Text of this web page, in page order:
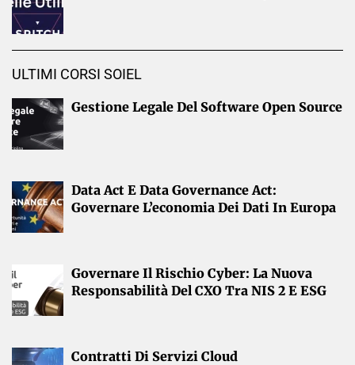
ULTIMI CORSI SOIEL
Gestione Legale Del Software Open Source
Data Act E Data Governance Act:
Governare L’economia Dei Dati In Europa
Governare Il Rischio Cyber: La Nuova
Responsabilità Del CXO Tra NIS 2 E ESG
Contratti Di Servizi Cloud